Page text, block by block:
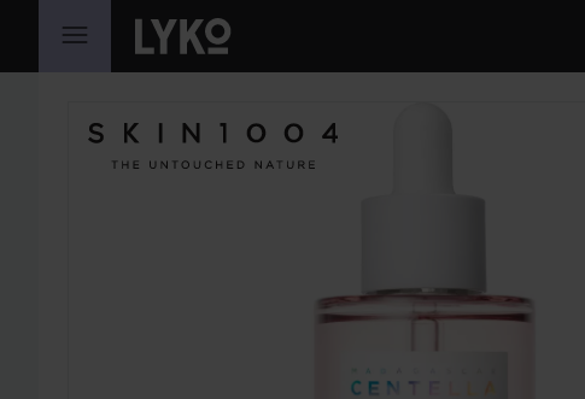
SIIRTYÄ JHK SISÄLTÖÖN
OHITA OSIO